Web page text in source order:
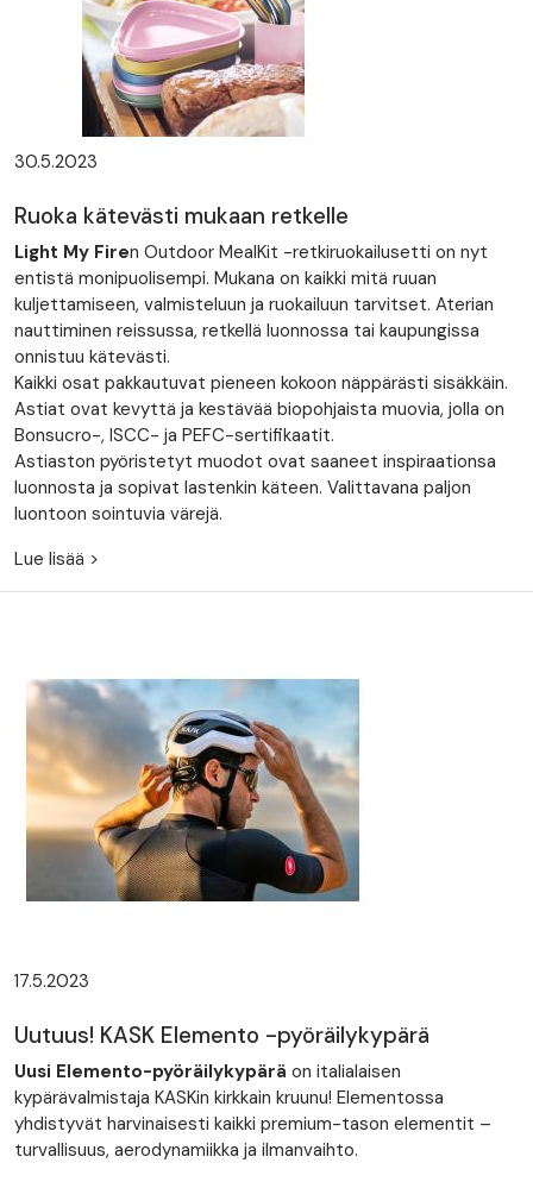
30.5.2023
Ruoka kätevästi mukaan retkelle
Light My Firen Outdoor MealKit -retkiruokailusetti on nyt
entistä monipuolisempi. Mukana on kaikki mitä ruuan
kuljettamiseen, valmisteluun ja ruokailuun tarvitset. Aterian
nauttiminen reissussa, retkellä luonnossa tai kaupungissa
onnistuu kätevästi.
Kaikki osat pakkautuvat pieneen kokoon näppärästi sisäkkäin.
Astiat ovat kevyttä ja kestävää biopohjaista muovia, jolla on
Bonsucro-, ISCC- ja PEFC-sertifikaatit.
Astiaston pyöristetyt muodot ovat saaneet inspiraationsa
luonnosta ja sopivat lastenkin käteen. Valittavana paljon
luontoon sointuvia värejä.
Lue lisää >
17.5.2023
Uutuus! KASK Elemento -pyöräilykypärä
Uusi Elemento-pyöräilykypärä on italialaisen
kypärävalmistaja KASKin kirkkain kruunu! Elementossa
yhdistyvät harvinaisesti kaikki premium-tason elementit –
turvallisuus, aerodynamiikka ja ilmanvaihto.